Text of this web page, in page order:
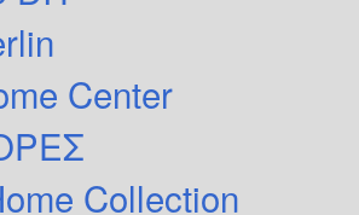
Center
Collection